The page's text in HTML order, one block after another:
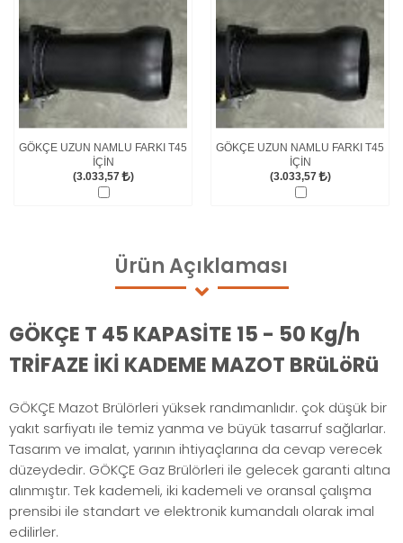
GÖKÇE UZUN NAMLU FARKI T45
İÇİN
(3.033,57
)
GÖKÇE UZUN NAMLU FARKI T45
İÇİN
(3.033,57
)
ÜrünAçıklaması
GÖKÇE T 45 KAPASİTE 15 - 50 Kg/h
TRİFAZE İKİ KADEME MAZOT BRüLöRü
GÖKÇE Mazot Brülörleri yüksek randımanlıdır. çok düşük bir
yakıt sarfiyatı ile temiz yanma ve büyük tasarruf sağlarlar.
Tasarım ve imalat, yarının ihtiyaçlarına da cevap verecek
düzeydedir. GÖKÇE Gaz Brülörleri ile gelecek garanti altına
alınmıştır. Tek kademeli, iki kademeli ve oransal çalışma
prensibi ile standart ve elektronik kumandalı olarak imal
edilirler.